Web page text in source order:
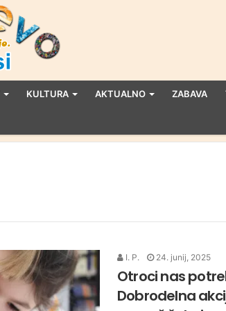
KULTURA AKTUALNO ZABAVA
I. P. 24. junij, 2025
Otroci nas
Dobrodelna